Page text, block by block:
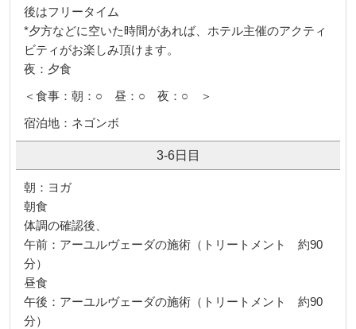
後はフリータイム
*夕方などに空いた時間があれば、ホテル主催のアクティ
ビティがお楽しみ頂けます。
夜：夕食
＜食事：朝：○ 昼：○ 夜：○ ＞
宿泊地：ネゴンボ
3-6日目
朝：ヨガ
朝食
体調の確認後、
午前：アーユルヴェーダの施術（トリートメント 約90
分）
昼食
午後：アーユルヴェーダの施術（トリートメント 約90
分）